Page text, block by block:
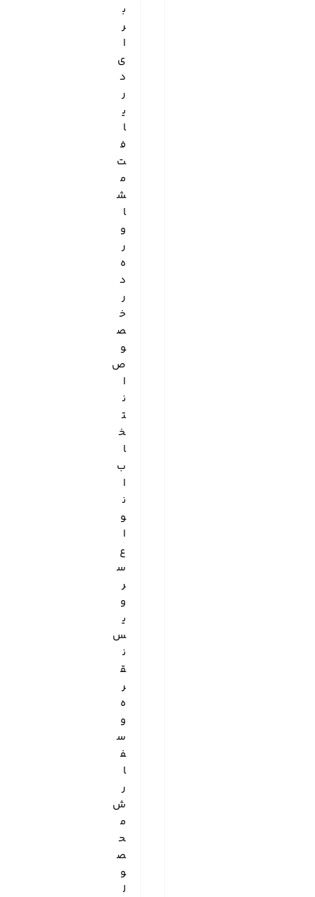
ب
ر
ا
ی
د
ر
ی
ا
ف
ت
م
ش
ا
و
ر
ه
د
ر
خ
ص
و
ص
ا
ن
ت
خ
ا
ب
ا
ن
و
ا
ع
س
ر
و
ی
س
ن
ق
ر
ه
و
س
ف
ا
ر
ش
م
ح
ص
و
ل